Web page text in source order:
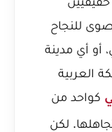
للنجاح
أو أي مدينة
العربية
كواحد من
لكن